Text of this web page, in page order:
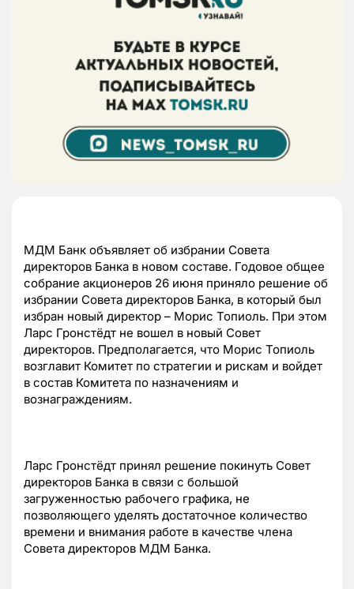
МДМ Банк объявляет об избрании Совета
директоров Банка в новом составе. Годовое общее
собрание акционеров 26 июня приняло решение об
избрании Совета директоров Банка, в который был
избран новый директор – Морис Топиоль. При этом
Ларс Гронстёдт не вошел в новый Совет
директоров. Предполагается, что Морис Топиоль
возглавит Комитет по стратегии и рискам и войдет
в состав Комитета по назначениям и
вознаграждениям.
Ларс Гронстёдт принял решение покинуть Совет
директоров Банка в связи с большой
загруженностью рабочего графика, не
позволяющего уделять достаточное количество
времени и внимания работе в качестве члена
Совета директоров МДМ Банка.